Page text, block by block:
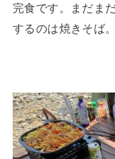
完食です。まだま
するのは焼きそば。